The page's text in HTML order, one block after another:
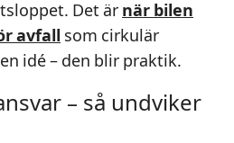
Det är när bilen
avfall
som cirkulär
idé – den blir praktik.
– så undviker